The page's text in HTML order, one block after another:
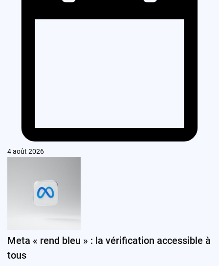
4 août 2026
Meta « rend bleu » : la vérification accessible à
tous